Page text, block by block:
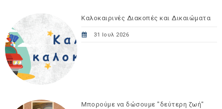
Καλοκαιρινές Διακοπές και Δικαιώματα
31 Ιουλ 2026
Μπορούμε να δώσουμε "δεύτερη ζωή"